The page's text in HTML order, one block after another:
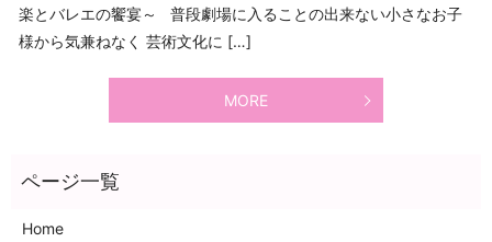
楽とバレエの饗宴～ 普段劇場に入ることの出来ない小さなお子
様から気兼ねなく 芸術文化に […]
MORE
Home